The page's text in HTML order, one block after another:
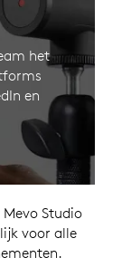
het
en
Studio
voor alle